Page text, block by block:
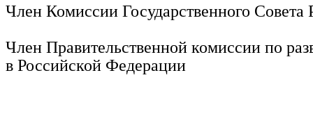
Член Комиссии Государственного
Член Правительственной комиссии по
в Российской Федерации